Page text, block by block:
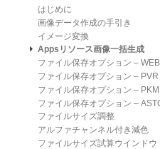
はじめに
画像データ作成の手引き
イメージ変換
Appsリソース画像一括生成
ファイル保存オプション –
ファイル保存オプション – PVR
ファイル保存オプション – PKM
ファイル保存オプション –
ファイルサイズ調整
アルファチャンネル付き減色
ファイルサイズ試算ウインドウ